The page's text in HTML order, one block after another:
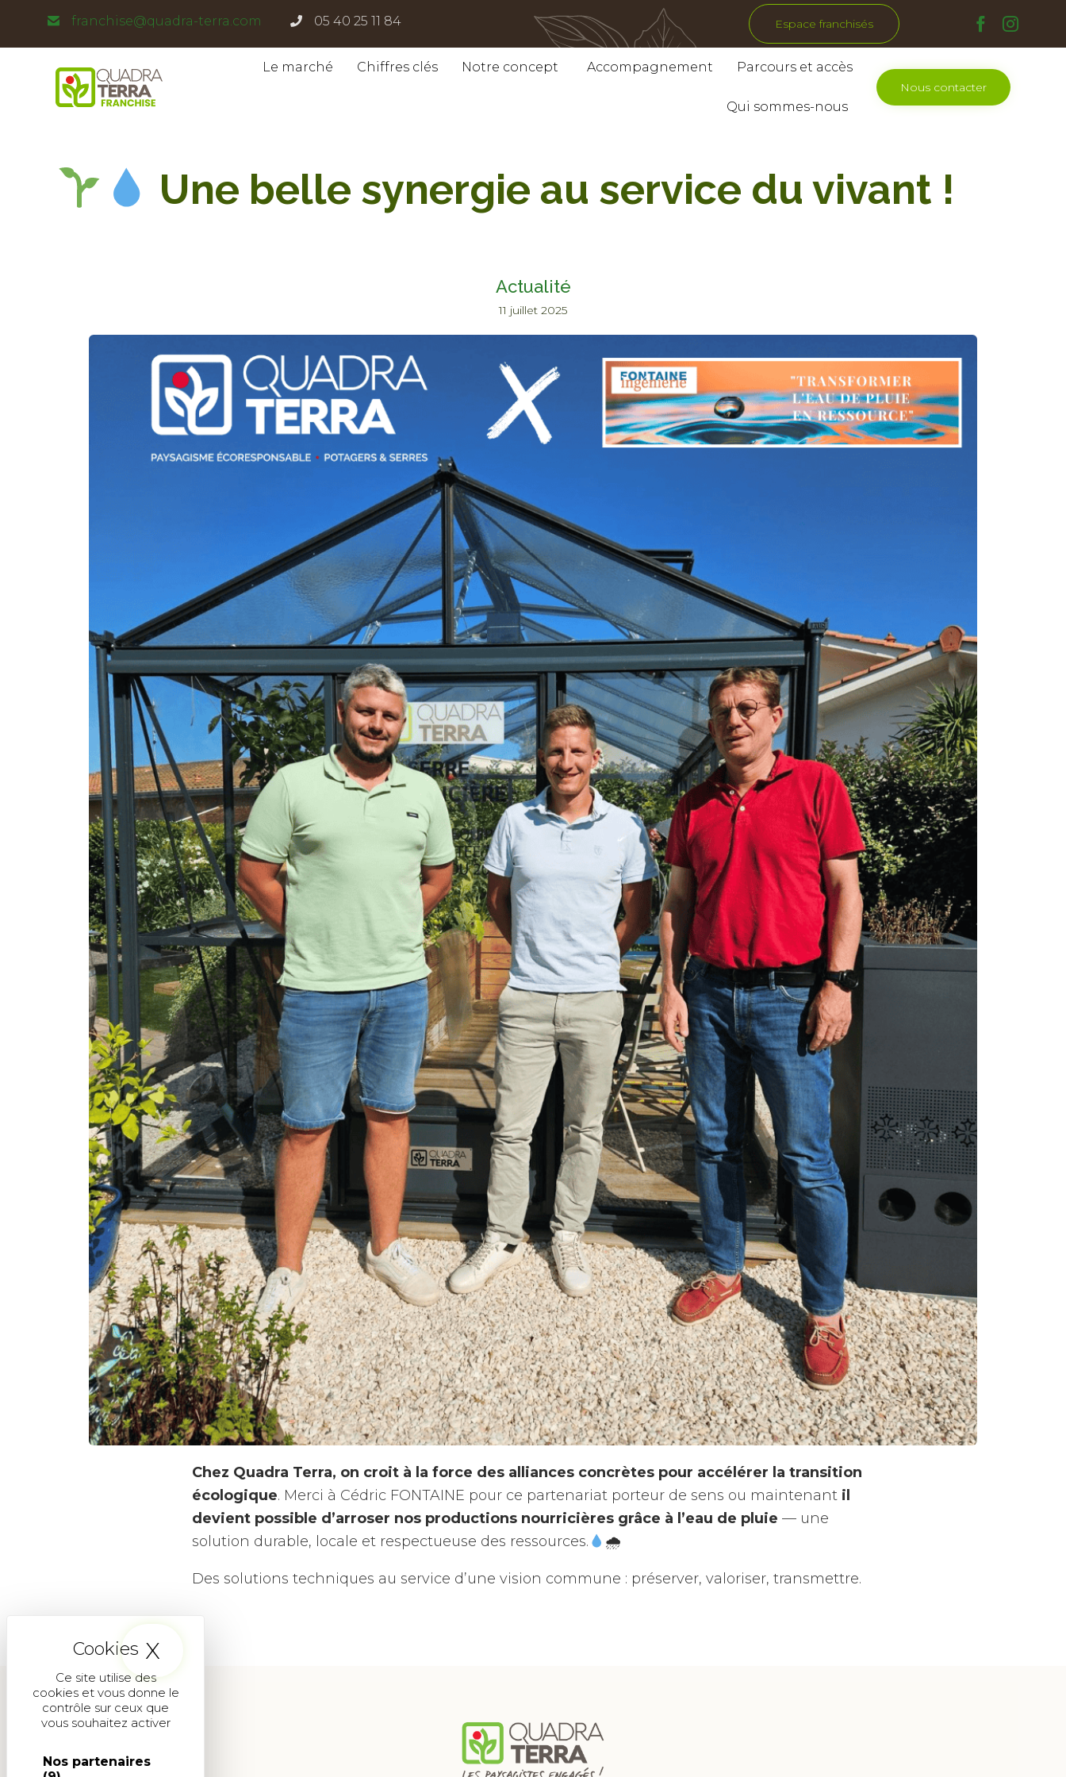
Ce site utilise des
cookies et vous donne le
contrôle sur ceux que
vous souhaitez activer
Nos partenaires
X
franchise@quadra-terra.com 05 40 25 11 84 Espace franchisés
content
Le marché Chiffres clés Notre concept Accompagnement Parcours et accès
Qui sommes-nous
Nous contacter
Une belle synergie au service du vivant !
Actualité
11 juillet 2025
Chez Quadra Terra, on croit à la force des alliances concrètes pour accélérer la transition
écologique. Merci à Cédric FONTAINE pour ce partenariat porteur de sens ou maintenant il
devient possible d’arroser nos productions nourricières grâce à l’eau de pluie — une
solution durable, locale et respectueuse des ressources.
🌧
Des solutions techniques au service d’une vision commune : préserver, valoriser, transmettre.